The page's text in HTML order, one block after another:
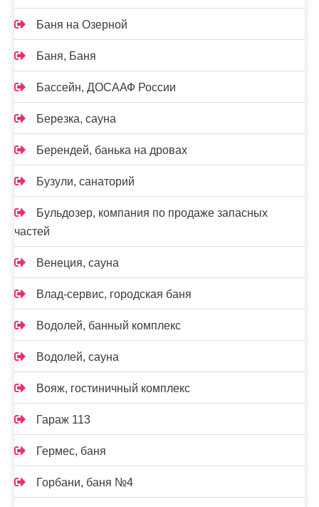
Баня на Озерной
Баня, Баня
Бассейн, ДОСААФ России
Березка, сауна
Берендей, банька на дровах
Бузули, санаторий
Бульдозер, компания по продаже запасных
частей
Венеция, сауна
Влад-сервис, городская баня
Водолей, банный комплекс
Водолей, сауна
Вояж, гостиничный комплекс
Гараж 113
Гермес, баня
Горбани, баня №4